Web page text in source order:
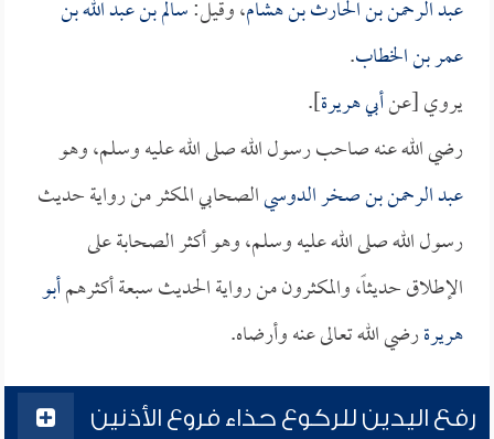
عبد الرحمن بن الحارث بن هشام، وقيل:سالم بن عبد الله بن
عمر بن الخطاب.
يروي [عنأبي هريرة].
رضي الله عنه صاحب رسول الله صلى الله عليه وسلم، وهو
عبد الرحمن بن صخر الدوسيالصحابي المكثر من رواية حديث
رسول الله صلى الله عليه وسلم، وهو أكثر الصحابة على
الإطلاق حديثاً، والمكثرون من رواية الحديث سبعة أكثرهمأبو
هريرةرضي الله تعالى عنه وأرضاه.
رفع اليدين للركوع حذاء فروع الأذنين